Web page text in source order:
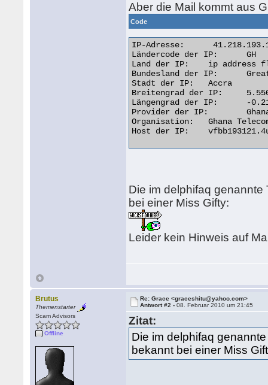
Aber die Mail kommt aus
Code
IP-Adresse:  	 41.218.193.121
Ländercode der IP: 	GH
Land der IP: 	ip address flag Ghana
Bundesland der IP: 	Greater Accra
Stadt der IP: 	Accra
Breitengrad der IP: 	5.5500
Längengrad der IP: 	-0.2167
Provider der IP: 	Ghana Telecom
Organisation: 	Ghana Telecom
Host der IP: 	vfbb193121.4u.com.gh
Die im delphifaq
bei einer Miss Gifty:
Leider kein Hinweis auf
Brutus
Themenstarter
Scam Advisors
Offline
Re: Grace <graceshitu@yahoo.com>
Antwort #2 -08. Februar 2010 um 21:45
Zitat:
Die im delphifaq
bekannt bei einer Miss